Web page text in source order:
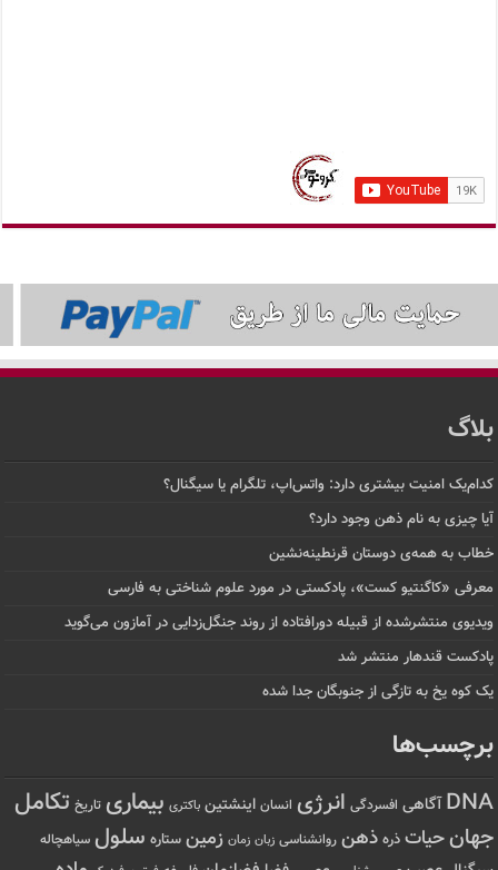
بلاگ
کدام‌یک امنیت بیشتری دارد: واتس‌اپ، تلگرام یا سیگنال؟
آیا چیزی به نام ذهن وجود دارد؟
خطاب به همه‌ی دوستان قرنطینه‌نشین
معرفی «کاگنتیو کست»، پادکستی در مورد علوم شناختی به فارسی
ویدیوی منتشرشده از قبیله دورافتاده‌ از روند جنگل‌زدایی در آمازون می‌گوید
پادکست قندهار منتشر شد
یک کوه یخ به تازگی از جنوبگان جدا شده
برچسب‌ها
DNA آگاهی افسردگی انرژی انسان اینشتین باکتری بیماری تاریخ تکامل
جهانحیات ذره ذهن روانشناسی زبان زمان زمین ستاره سلول سیاهچاله